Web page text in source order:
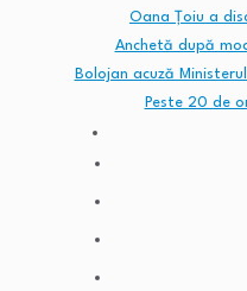
Oana Țoiu a
Anchetă după
Bolojan acuză
Peste 20 de